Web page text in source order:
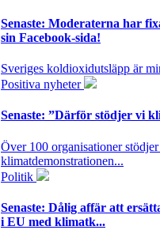
Senaste: Moderaterna har
sin Facebook-sida!
Sveriges koldioxidutsläpp är
Positiva nyheter
Senaste: ”Därför stödjer vi
Över 100 organisationer stödjer
klimatdemonstrationen...
Politik
Senaste: Dålig affär att
i EU med klimatk...